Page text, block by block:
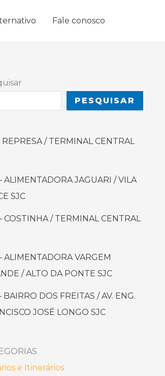
Fale conosco
PESQUISAR
REPRESA / TERMINAL CENTRAL
ALIMENTADORA JAGUARI / VILA
SJC
COSTINHA / TERMINAL CENTRAL
ALIMENTADORA VARGEM
/ ALTO DA PONTE SJC
BAIRRO DOS FREITAS / AV. ENG.
JOSÉ LONGO SJC
e Itinerários